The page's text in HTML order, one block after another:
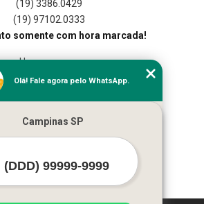
(19) 3386.0429
(19) 97102.0333
somente com hora marcada!
Home
Empresa
Contato
Olá! Fale agora pelo WhatsApp.
Campinas SP